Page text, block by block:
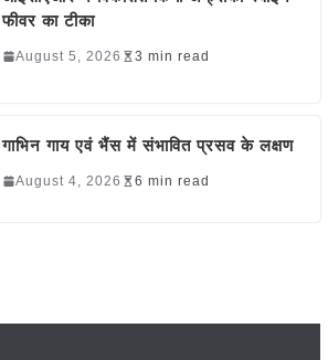
फीवर का टीका
August 5, 2026 3 min read
गाभिन गाय एवं भैंस में संभावित प्रसव के लक्षण
August 4, 2026 6 min read